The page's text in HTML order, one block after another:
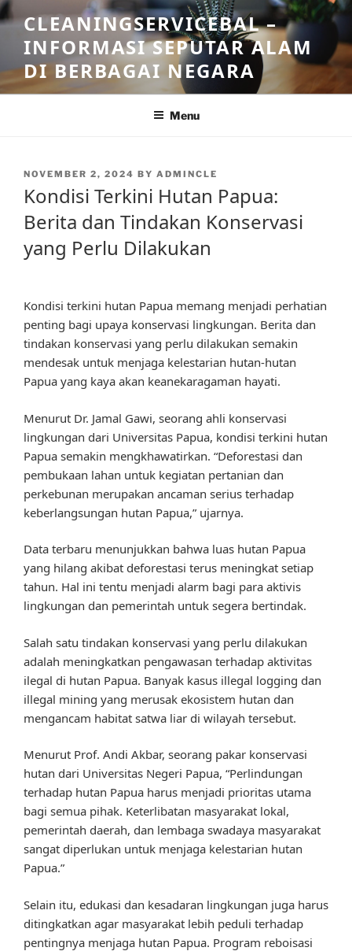
Skip
to
content
CLEANINGSERVICEBAL –
INFORMASI SEPUTAR ALAM
DI BERBAGAI NEGARA
Menu
POSTED
NOVEMBER 2, 2024 BY ADMINCLE
Kondisi Terkini Hutan Papua:
Berita dan Tindakan Konservasi
yang Perlu Dilakukan
Kondisi terkini hutan Papua memang menjadi perhatian
penting bagi upaya konservasi lingkungan. Berita dan
tindakan konservasi yang perlu dilakukan semakin
mendesak untuk menjaga kelestarian hutan-hutan
Papua yang kaya akan keanekaragaman hayati.
Menurut Dr. Jamal Gawi, seorang ahli konservasi
lingkungan dari Universitas Papua, kondisi terkini hutan
Papua semakin mengkhawatirkan. “Deforestasi dan
pembukaan lahan untuk kegiatan pertanian dan
perkebunan merupakan ancaman serius terhadap
keberlangsungan hutan Papua,” ujarnya.
Data terbaru menunjukkan bahwa luas hutan Papua
yang hilang akibat deforestasi terus meningkat setiap
tahun. Hal ini tentu menjadi alarm bagi para aktivis
lingkungan dan pemerintah untuk segera bertindak.
Salah satu tindakan konservasi yang perlu dilakukan
adalah meningkatkan pengawasan terhadap aktivitas
ilegal di hutan Papua. Banyak kasus illegal logging dan
illegal mining yang merusak ekosistem hutan dan
mengancam habitat satwa liar di wilayah tersebut.
Menurut Prof. Andi Akbar, seorang pakar konservasi
hutan dari Universitas Negeri Papua, “Perlindungan
terhadap hutan Papua harus menjadi prioritas utama
bagi semua pihak. Keterlibatan masyarakat lokal,
pemerintah daerah, dan lembaga swadaya masyarakat
sangat diperlukan untuk menjaga kelestarian hutan
Papua.”
Selain itu, edukasi dan kesadaran lingkungan juga harus
ditingkatkan agar masyarakat lebih peduli terhadap
pentingnya menjaga hutan Papua. Program reboisasi